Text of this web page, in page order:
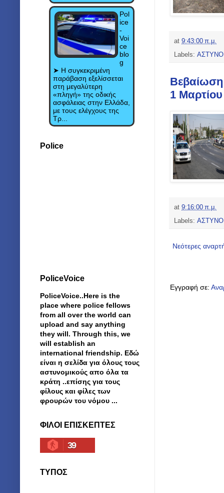
at 9:43:00 π.μ.
Labels:
Βεβαίωση
1 Μαρτίου
at 9:16:00 π.μ.
Labels:
Νεότερες
Εγγραφή σε:
Pol
ice
-
Voi
ce
blo
g
➤ Η συγκεκριμένη
παράβαση εξελίσσεται
στη μεγαλύτερη
«πληγή» της οδικής
ασφάλειας στην Ελλάδα,
με τους ελέγχους της
Τρ...
Police
PoliceVoice
PoliceVoice..Here is the
place where police fellows
from all over the world can
upload and say anything
they will. Through this, we
will establish an
international friendship. Εδώ
είναι η σελίδα για όλους τους
αστυνομικούς απο όλα τα
κράτη ..επίσης για τους
φίλους και φίλες των
φρουρών του νόμου ...
ΦΙΛΟΙ ΕΠΙΣΚΕΠΤΕΣ
39
ΤΥΠΟΣ